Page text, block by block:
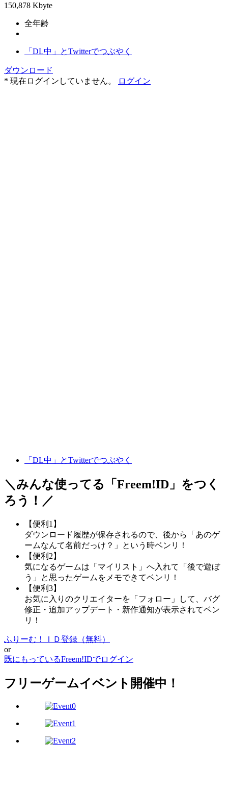
150,878 Kbyte
全年齢
「DL中」とTwitterでつぶやく
ダウンロード
* 現在ログインしていません。
ログイン
「DL中」とTwitterでつぶやく
＼みんな使ってる「 Freem!ID 」をつく
ろう！／
【便利1】
ダウンロード履歴が保存されるので、後から「あのゲ
ームなんて名前だっけ？」という時ベンリ！
【便利2】
気になるゲームは「マイリスト」へ入れて「後で遊ぼ
う」と思ったゲームをメモできてベンリ！
【便利3】
お気に入りのクリエイターを「フォロー」して、バグ
修正・追加アップデート・新作通知が表示されてベン
リ！
ふりーむ！ＩＤ登録（無料）
or
既にもっているFreem!IDでログイン
フリーゲームイベント開催中！